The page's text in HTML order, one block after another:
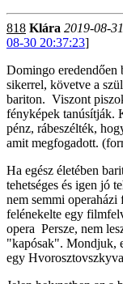
818 Klára 2019-08-
08-30 20:37:23]
Domingo eredendően
sikerrel, követve a
bariton. Viszont
fényképek tanúsítják.
pénz, rábeszélték,
amit megfogadott.
Ha egész életében
tehetséges és igen jó
nem semmi
felénekelte egy
opera Persze, nem
"kapósak". Mondjuk,
egy